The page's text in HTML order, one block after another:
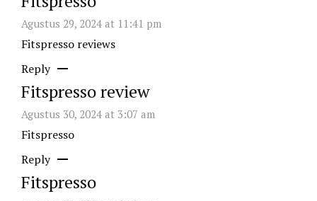
Agustus 29, 2024 at 11:41 pm
Fitspresso reviews
Reply
Fitspresso review
Agustus 30, 2024 at 3:07 am
Fitspresso
Reply
Fitspresso